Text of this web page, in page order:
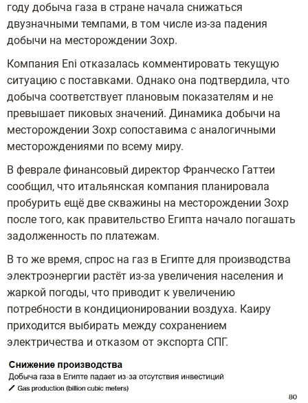
году добыча газа в стране начала снижаться
двузначными темпами, в том числе из-за падения
добычи на месторождении Зохр.
Компания Eni отказалась комментировать текущую
ситуацию с поставками. Однако она подтвердила, что
добыча соответствует плановым показателям и не
превышает пиковых значений. Динамика добычи на
месторождении Зохр сопоставима с аналогичными
месторождениями по всему миру.
В феврале финансовый директор Франческо Гаттеи
сообщил, что итальянская компания планировала
пробурить ещё две скважины на месторождении Зохр
после того, как правительство Египта начало погашать
задолженность по платежам.
В то же время, спрос на газ в Египте для производства
электроэнергии растёт из-за увеличения населения и
жаркой погоды, что приводит к увеличению
потребности в кондиционировании воздуха. Каиру
приходится выбирать между сохранением
электричества и отказом от экспорта СПГ.